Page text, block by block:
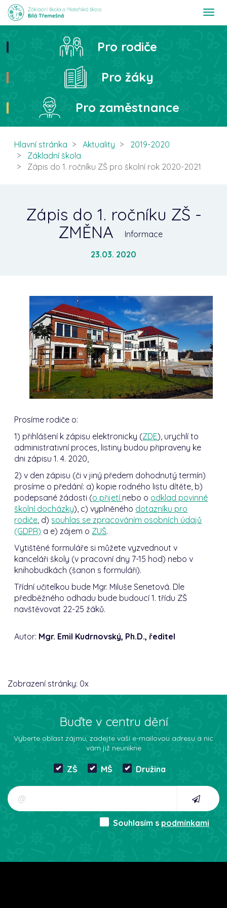
T
t
Hledat
Pro rodiče
Pro žáky
Pro zaměstnance
Hlavní stránka Aktuality
2019-2020
Základní škola
Zápis do 1. ročníku ZŠ pro školní rok 2020-2021
Zápis do 1. ročníku ZŠ -
ZMĚNA
Informace
23.03. 2020
Prosíme rodiče o:
1) přihlášení k zápisu elektronicky (ZDE), urychlí to
administrativní proces, listiny budou připraveny ke
dni zápisu 1. 4. 2020,
2) v den zápisu (či v jiný předem dohodnutý termín)
prosíme o předání: a) kopie rodného listu dítěte, b)
podepsané žádosti (o přijetí nebo o odklad povinné
školní docházky), c) vyplněného dotazníku pro
rodiče, d) souhlas se zpracováním osobních údajů
(GDPR) a e) zájem o ZUŠ.
Vytištěné formuláře si můžete vyzvednout v
kanceláři školy (v pracovní dny 7-15 hod) nebo v
knihobudkách (šanon s formuláři).
Třídní učitelkou bude Mgr. Miluše Senetová. Dle
předběžného odhadu bude budoucí 1. třídu ZŠ
navštěvovat 22-25 žáků.
Autor: Mgr. Emil Kudrnovský, Ph.D., ředitel
Zobrazení stránky: 0x
Buďte v centru dění
Vyberte oblast zájmu, zadejte vaší e-mailovou adresu a nic
vám již neunikne
ZŠ MŠ Družina
Souhlasím s podmínkami